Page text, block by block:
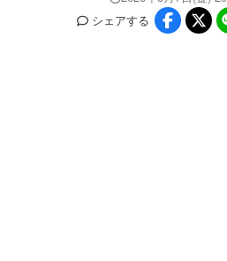
シェアする